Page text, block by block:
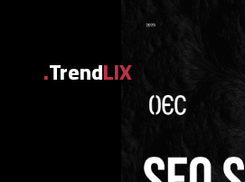
TrendLIX.